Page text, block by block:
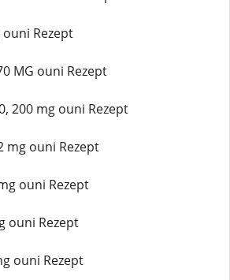
Rezept
MG ouni Rezept
200 mg ouni Rezept
mg ouni Rezept
ouni Rezept
ouni Rezept
ouni Rezept